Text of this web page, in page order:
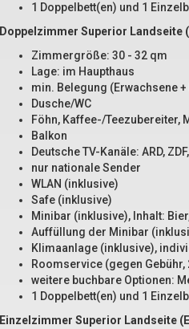
1 Doppelbett(en) und 1
Doppelzimmer Superior Landseite
Zimmergröße: 30 - 32 qm
Lage: im Haupthaus
min. Belegung (Erwachsene
Dusche/WC
Föhn, Kaffee-/Teezubereiter,
Balkon
Deutsche TV-Kanäle: ARD,
nur nationale Sender
WLAN (inklusive)
Safe (inklusive)
Minibar (inklusive), Inhalt:
Auffüllung der Minibar
Klimaanlage (inklusive),
Roomservice (gegen Gebühr,
weitere buchbare Optionen:
1 Doppelbett(en) und 1
Einzelzimmer Superior Landseite